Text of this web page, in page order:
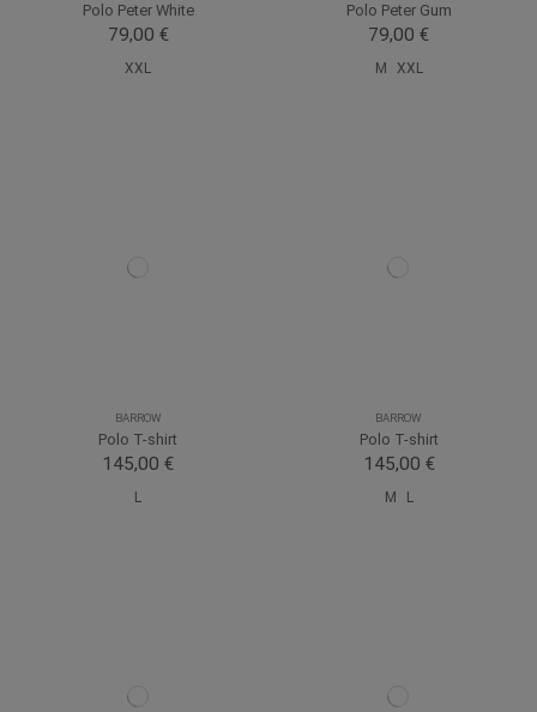
Polo Peter White
79,00 €
XXL
Polo Peter Gum
79,00 €
M XXL
BARROW
Polo T-shirt
145,00 €
L
BARROW
Polo T-shirt
145,00 €
M L